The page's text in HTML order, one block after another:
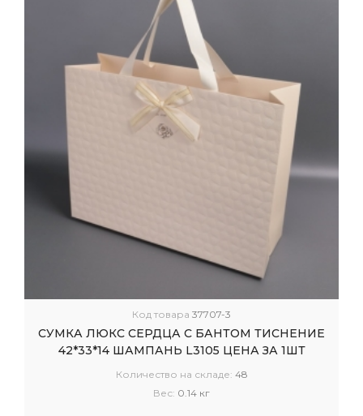
Код товара 37707-3
СУМКА ЛЮКС СЕРДЦА С БАНТОМ ТИСНЕНИЕ
42*33*14 ШАМПАНЬ L3105 ЦЕНА ЗА 1ШТ
Количество на складе: 48
Вес: 0.14 кг